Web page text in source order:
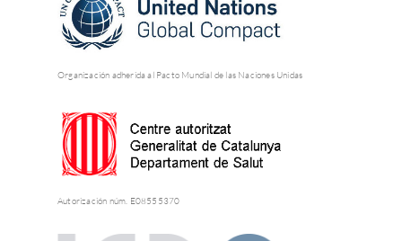
Organización adherida al Pacto Mundial de las Naciones Unidas
Autorización núm. E08555370